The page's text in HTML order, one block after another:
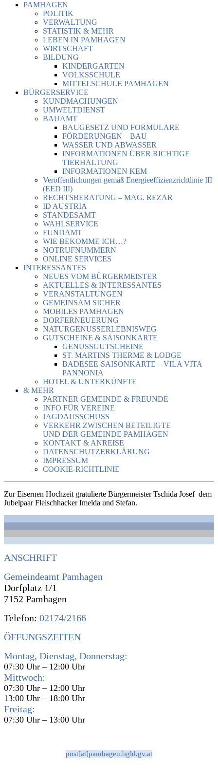
PAMHAGEN
POLITIK
VERWALTUNG
STATISTIK & MEHR
LEBEN IN PAMHAGEN
WIRTSCHAFT
BILDUNG
KINDERGARTEN
VOLKSSCHULE
MITTELSCHULE PAMHAGEN
BÜRGERSERVICE
KUNDMACHUNGEN
UMWELTDIENST
BAUAMT
BAUGESETZ UND FORMULARE
FÖRDERUNGEN – BAU
WASSER UND ABWASSER
INFORMATIONEN ÜBER RICHTIGE
TIERHALTUNG
INFORMATIONEN KEM
Veröffentlichungen gemäß Energieeffizienzrichtlinie III
(EED III)
RECHTSBERATUNG – MAG. REZAR
ID AUSTRIA
STANDESAMT
WAHLSERVICE
FUNDAMT
WIE BEKOMME ICH…?
NOTRUFNUMMERN
ONLINE SERVICES
INTERESSANTES
NEUES VOM BÜRGERMEISTER
AKTUELLES & INTERESSANTES
VERANSTALTUNGEN
GEMEINSAM SICHER
MOBILES PAMHAGEN
DORFERNEUERUNG
NATURGENUSSERLEBNISWEG
GUTSCHEINE & SAISONKARTE
GENUSSGUTSCHEINE
ST. MARTINS THERME & LODGE
BADESEE-SAISONKARTE – VILA VITA
PANNONIA
HOTEL & UNTERKÜNFTE
& MEHR
PARTNER GEMEINDE & FREUNDE
INFO FÜR VEREINE
JAGDAUSSCHUSS
VERKEHR ZWISCHEN BETEILIGTE
UND DER GEMEINDE PAMHAGEN
KONTAKT & ANREISE
DATENSCHUTZERKLÄRUNG
IMPRESSUM
COOKIE-RICHTLINIE
Zur Eisernen Hochzeit gratulierte Bürgermeister Tschida Josef dem
Jubelpaar Fleischhacker Imelda und Stefan.
ANSCHRIFT
Gemeindeamt Pamhagen
Dorfplatz 1/1
7152 Pamhagen
Telefon: 02174/2166
ÖFFUNGSZEITEN
Montag, Dienstag, Donnerstag:
07:30 Uhr – 12:00 Uhr
Mittwoch:
07:30 Uhr – 12:00 Uhr
13:00 Uhr – 18:00 Uhr
Freitag:
07:30 Uhr – 13:00 Uhr
post[at]pamhagen.bgld.gv.at